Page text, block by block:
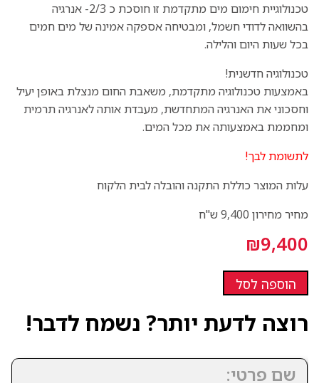
טכנולוגיית חימום מים מתקדמת זו חוסכת כ 2/3- אנרגיה
בהשוואה לדודי חשמל, ומבטיחה אספקה אמינה של מים חמים
בכל שעות היום והלילה.
טכנולוגיה חדשנית!
באמצעות טכנולוגיה מתקדמת, משאבת החום מנצלת באופן יעיל
וחסכוני את האנרגיה המתחדשת, מעבדת אותה לאנרגיה תרמית
ומחממת באמצעותה את מכל המים.
לתשומת לבך!
עלות המוצר כוללת התקנה והובלה לבית הלקוח
מחיר מחירון 9,400 ש"ח
9,400
₪
הוספה לסל
רוצה לדעת יותר? נשמח לדבר!